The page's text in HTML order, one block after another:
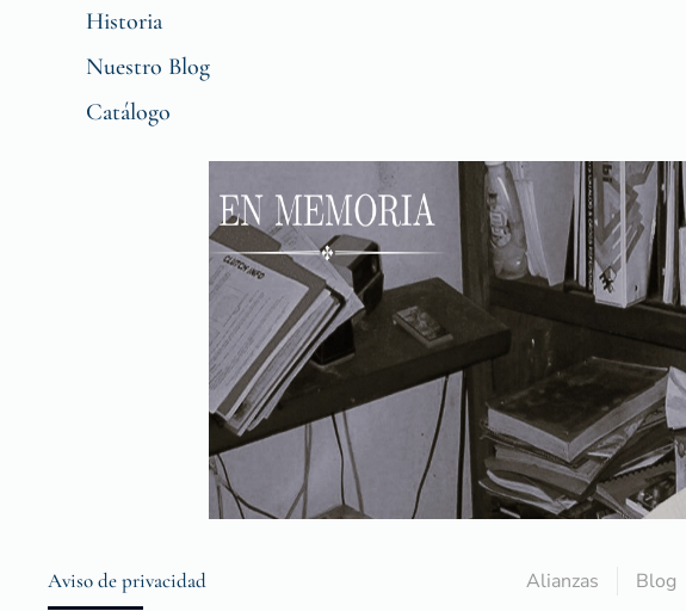
Historia
Nuestro Blog
Catálogo
Aviso de privacidad Alianzas Blog